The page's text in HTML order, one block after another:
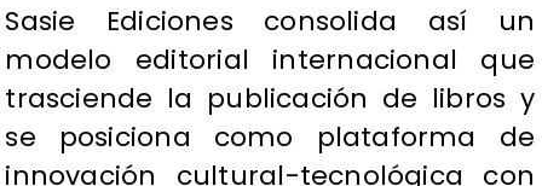
Sasie Ediciones consolida así un
modelo editorial internacional que
trasciende la publicación de libros y
se posiciona como plataforma de
innovación cultural-tecnológica con